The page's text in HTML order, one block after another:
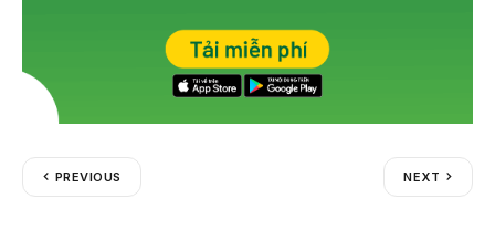
PREVIOUS NEXT